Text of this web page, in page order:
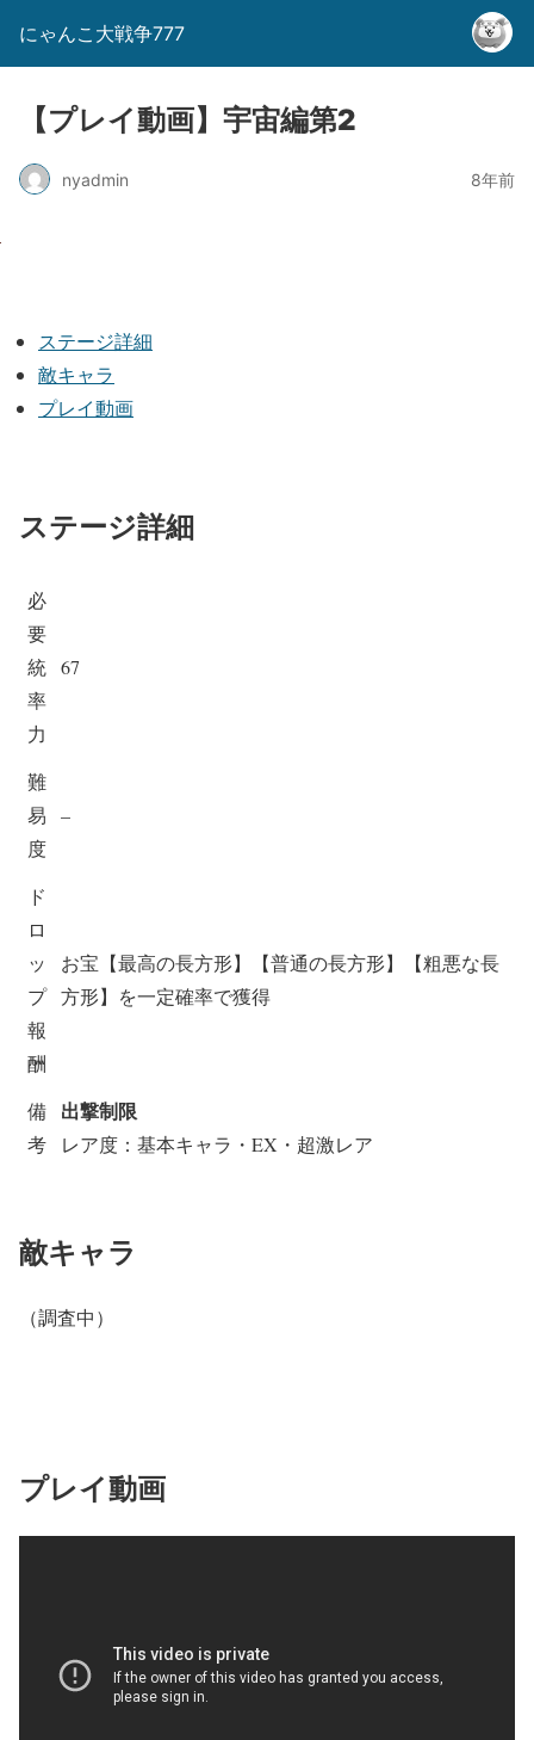
にゃんこ大戦争777
【プレイ動画】宇宙編第2
nyadmin 8年前
ステージ詳細
敵キャラ
プレイ動画
ステージ詳細
必
要
統
率
力
67
難
易
度
–
ド
ロ
ッ
プ
報
酬
お宝【最高の長方形】【普通の長方形】【粗悪な長
方形】を一定確率で獲得
備
考
出撃制限
レア度：基本キャラ・EX・超激レア
敵キャラ
（調査中）
プレイ動画